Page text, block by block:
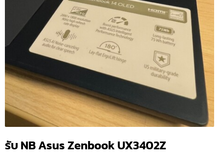
รับ NB Asus Zenbook UX3402Z